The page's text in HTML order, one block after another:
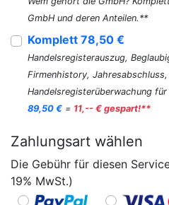
GmbH und deren Anteilen.**
Komplett 78,50 €
Handelsregisterauszug,
Firmenhistory,
Handelsregisterüberwachung für
89,50 € = 11,-- € gespart!**
Zahlungsart wählen
Die Gebühr für diesen
19% MwSt.)